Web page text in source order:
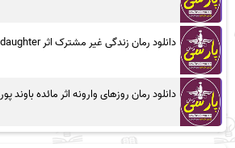
دانلود رمان زندگی غیر مشترک اثر sun_daughter
دانلود رمان روزهای وارونه اثر مائده باوند پور